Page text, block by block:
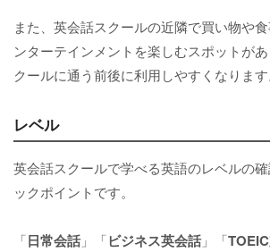
また、英会話スクールの近隣で買い物や
ンターテインメントを楽しむスポットが
クールに通う前後に利用しやすくなります
レベル
英会話スクールで学べる英語のレベルの
ックポイントです。
「日常会話」「ビジネス英会話」「